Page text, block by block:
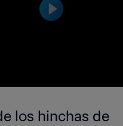
los hinchas de